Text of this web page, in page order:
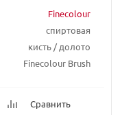
Finecolour
спиртовая
кисть / долото
Finecolour Brush
Сравнить